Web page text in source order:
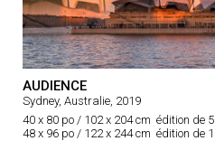
AUDIENCE
Sydney, Australie, 2019
40 x 80 po / 102 x 204 cm édition de 5
48 x 96 po / 122 x 244 cm édition de 1